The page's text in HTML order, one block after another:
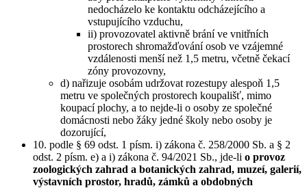
nedocházelo ke kontaktu odcházejícího a
vstupujícího vzduchu,
ii) provozovatel aktivně brání ve vnitřních
prostorech shromažďování osob ve vzájemné
vzdálenosti menší než 1,5 metru, včetně čekací
zóny provozovny,
d) nařizuje osobám udržovat rozestupy alespoň 1,5
metru ve společných prostorech koupališť, mimo
koupací plochy, a to nejde-li o osoby ze společné
domácnosti nebo žáky jedné školy nebo osoby je
dozorující,
10. podle § 69 odst. 1 písm. i) zákona č. 258/2000 Sb. a § 2
odst. 2 písm. e) a i) zákona č. 94/2021 Sb., jde-li o provoz
zoologických zahrad a botanických zahrad, muzeí, galerií,
výstavních prostor, hradů, zámků a obdobných